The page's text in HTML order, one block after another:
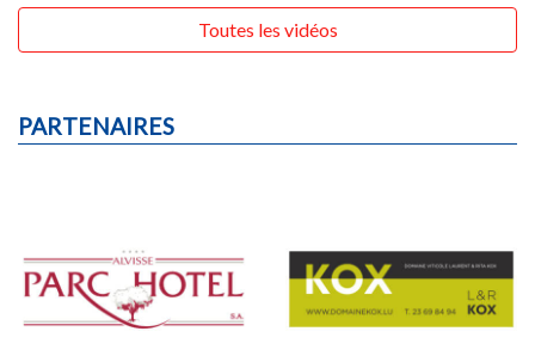
Toutes les vidéos
PARTENAIRES